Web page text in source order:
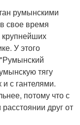
румынскими
свое время
У этого
тягу
с гантелями.
потому что с
друг от